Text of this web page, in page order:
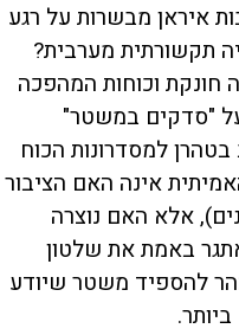
איראן מבשרות על רגע
תקשורתית מערבית?
חונקת וכוחות המהפכה
"סדקים במשטר"
למסדרונות הכוח
אינה האם הציבור
אלא האם נוצרה
באמת את שלטון
להספיד משטר שיודע